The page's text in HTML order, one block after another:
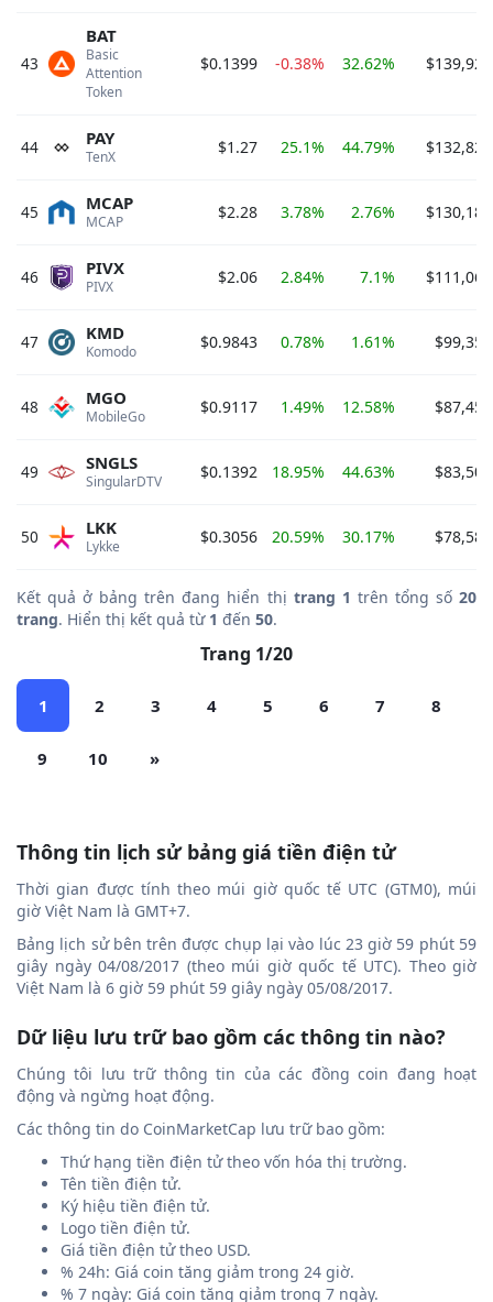
43
Basic
Attention
Token
BAT
$0.1399 -0.38% 32.62%
44 TenX
PAY $1.27 25.1% 44.79%
45 MCAP
MCAP $2.28 3.78% 2.76%
46 PIVX
PIVX $2.06 2.84% 7.1%
47 Komodo
KMD $0.9843 0.78% 1.61%
48 MobileGo
MGO $0.9117 1.49% 12.58%
49 SingularDTV
SNGLS $0.1392 18.95% 44.63%
50 Lykke
LKK $0.3056 20.59% 30.17%
Kết quả ở bảng trên đang hiển thị trang 1 trên tổng số20
trang. Hiển thị kết quả từ 1 đến 50.
Trang 1/20
1 2 3 4 5 6 7 8
9 10 »
Thông tin lịch sử bảng giá tiền điện tử
Thời gian được tính theo múi giờ quốc tế UTC (GTM0), múi
giờ Việt Nam là GMT+7.
Bảng lịch sử bên trên được chụp lại vào lúc 23 giờ 59 phút 59
giây ngày 04/08/2017 (theo múi giờ quốc tế UTC). Theo giờ
Việt Nam là 6 giờ 59 phút 59 giây ngày 05/08/2017.
Dữ liệu lưu trữ bao gồm các thông tin nào?
Chúng tôi lưu trữ thông tin của các đồng coin đang hoạt
động và ngừng hoạt động.
Các thông tin do CoinMarketCap lưu trữ bao gồm:
Thứ hạng tiền điện tử theo vốn hóa thị trường.
Tên tiền điện tử.
Ký hiệu tiền điện tử.
Logo tiền điện tử.
Giá tiền điện tử theo USD.
% 24h: Giá coin tăng giảm trong 24 giờ.
% 7 ngày: Giá coin tăng giảm trong 7 ngày.